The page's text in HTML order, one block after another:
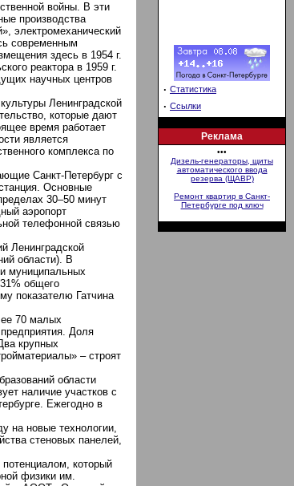
войны. В эти
производства
электромеханический
современным
здесь в 1954 г.
реактора в 1959 г.
научных центров
Ленинградской
которые дают
время работает
является
комплекса по
Санкт-Петербург с
Основные
30–50 минут
аэропорт
телефонной связью
Ленинградской
области). В
муниципальных
общего
показателю Гатчина
70 малых
Доля
крупных
– строят
области
наличие участков с
Ежегодно в
на новые технологии,
стеновых панелей,
который
физики им.
· Статистика
· Ссылки
Реклама
•••
Дизель-генераторы, щиты
автоматического ввода
резерва (ЩАВР)
Ремонт квартир в Санкт-
Петербурге под ключ